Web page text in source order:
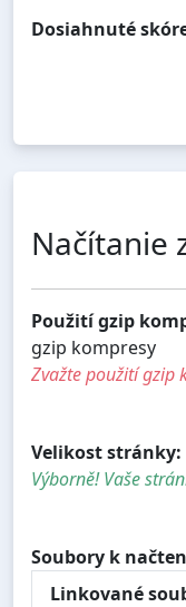
Dosiahnuté
Načítanie
Použití gzip
gzip kompresy
Zvažte použití gzip
Velikost stránky:
Výborně! Vaše
Soubory k
Linkované